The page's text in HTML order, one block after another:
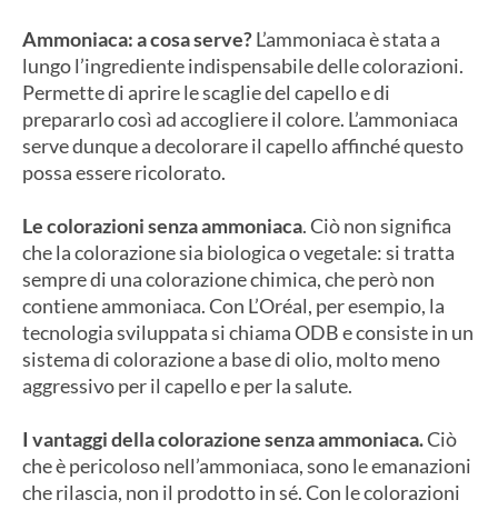
Ammoniaca: a cosa serve?L’ammoniaca è stata a
lungo l’ingrediente indispensabile delle colorazioni.
Permette di aprire le scaglie del capello e di
prepararlo così ad accogliere il colore. L’ammoniaca
serve dunque a decolorare il capello affinché questo
possa essere ricolorato.
Le colorazioni senza ammoniaca. Ciò non significa
che la colorazione sia biologica o vegetale: si tratta
sempre di una colorazione chimica, che però non
contiene ammoniaca. Con L’Oréal, per esempio, la
tecnologia sviluppata si chiama ODB e consiste in un
sistema di colorazione a base di olio, molto meno
aggressivo per il capello e per la salute.
I vantaggi della colorazione senza ammoniaca.Ciò
che è pericoloso nell’ammoniaca, sono le emanazioni
che rilascia, non il prodotto in sé. Con le colorazioni